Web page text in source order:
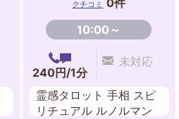
クチコミ
0件
10:00～
240円/1分
未対応
霊感タロット 手相 スピ
リチュアル ルノルマン